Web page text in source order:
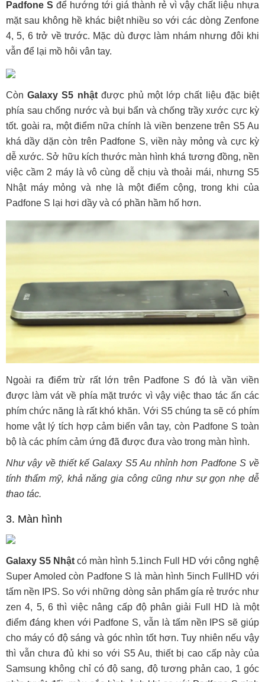
Padfone S để hướng tới giá thành rẻ vì vậy chất liệu nhựa
mặt sau không hề khác biệt nhiều so với các dòng Zenfone
4, 5, 6 trở về trước. Mặc dù được làm nhám nhưng đôi khi
vẫn để lại mồ hôi vân tay.
CònGalaxy S5 nhậtđược phủ một lớp chất liệu đặc biệt
phía sau chống nước và bụi bẩn và chống trầy xước cực kỳ
tốt. goài ra, một điểm nữa chính là viền benzene trên S5 Au
khá dầy dặn còn trên Padfone S, viền này mỏng và cực kỳ
dễ xước. Sở hữu kích thước màn hình khá tương đồng, nền
việc cầm 2 máy là vô cùng dễ chịu và thoải mái, nhưng S5
Nhật máy mỏng và nhẹ là một điểm cộng, trong khi của
Padfone S lại hơi dầy và có phần hầm hố hơn.
Ngoài ra điểm trừ rất lớn trên Padfone S đó là vần viền
được làm vát về phía mặt trước vì vậy việc thao tác ấn các
phím chức năng là rất khó khăn. Với S5 chúng ta sẽ có phím
home vật lý tích hợp cảm biến vân tay, còn Padfone S toàn
bộ là các phím cảm ứng đã được đưa vào trong màn hình.
Như vậy về thiết kế Galaxy S5 Au nhỉnh hơn Padfone S về
tính thẩm mỹ, khả năng gia công cũng như sự gọn nhẹ dễ
thao tác.
3. Màn hình
Galaxy S5 Nhật có màn hình 5.1inch Full HD với công nghệ
Super Amoled còn Padfone S là màn hình 5inch FullHD với
tấm nền IPS. So với những dòng sản phẩm gía rẻ trước như
zen 4, 5, 6 thì việc nâng cấp độ phân giải Full HD là một
điểm đáng khen với Padfone S, vẫn là tấm nền IPS sẽ giúp
cho máy có độ sáng và góc nhìn tốt hơn. Tuy nhiên nếu vậy
thì vẫn chưa đủ khi so với S5 Au, thiết bị cao cấp này của
Samsung không chỉ có độ sang, độ tương phản cao, 1 góc